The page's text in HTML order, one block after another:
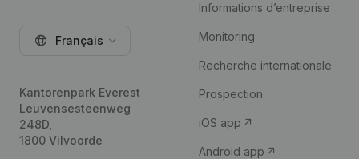
Français
Kantorenpark Everest
Leuvensesteenweg
248D,
1800 Vilvoorde
Informations d’entreprise
Monitoring
Recherche internationale
Prospection
iOS app
Android app